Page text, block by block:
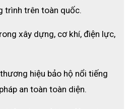
trùm đầu của sản phẩm
HL-98 được may theo form quần
cỡ người dùng mà không lo bị quá
trình trên toàn quốc.
xây dựng, cơ khí, điện lực,
hiệu bảo hộ nổi tiếng
an toàn toàn diện.